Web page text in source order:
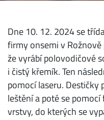
Dne 10. 12. 2024 se
firmy onsemi v
že vyrábí polovodičové
i čistý křemík. Ten
pomocí laseru.
leštění a poté se
vrstvy, do kterých se